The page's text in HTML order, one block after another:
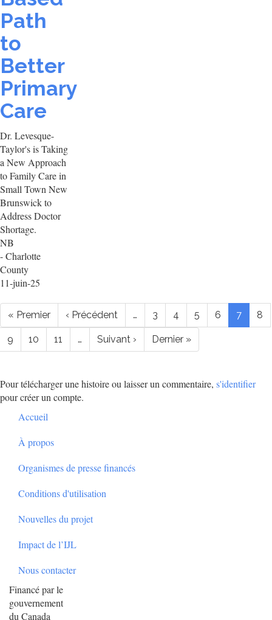
Path
to
Better
Primary
Care
Dr. Levesque-
Taylor's is Taking
a New Approach
to Family Care in
Small Town New
Brunswick to
Address Doctor
Shortage.
NB
- Charlotte
County
11-juin-25
Première
page
« Premier
Page
précédente
‹ Précédent … Page
3 Page
4 Page
5 Page
6
Page
7 8
Page
9 Page
10 Page
11 …
Page
suivante
Suivant ›
Dernière
page
Dernier »
Pour télécharger une histoire ou laisser un commentaire, s'identifier
pour créer un compte.
Footer
Accueil
À propos
Organismes de presse financés
Conditions d'utilisation
Nouvelles du projet
Impact de l’IJL
Nous contacter
Financé par le
gouvernement
du Canada